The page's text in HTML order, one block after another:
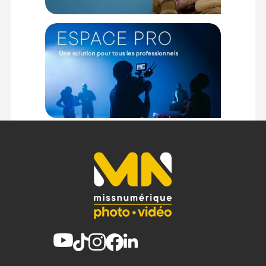
(1) Offre valable jusqu'au 31 Décembre 2030 à partir de 49 euros
relais situé en France continentale uniquement, valable uniquement
sur les produits de moins de 1m et moins de 20Kg.
(2) Sous réserve d'éligibilité.
(3) Nombre de points Fidélité estimés, hors remises au panier, basé
sur le prix TTC en €, les points seront effectivement calculés dans le